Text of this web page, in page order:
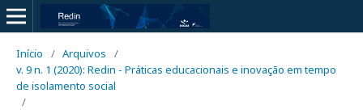
Início / Arquivos
/
v. 9 n. 1 (2020): Redin - Práticas educacionais e inovação em tempo
de isolamento social
/